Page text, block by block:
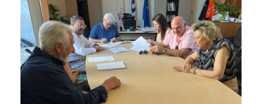
2011
2010
2006